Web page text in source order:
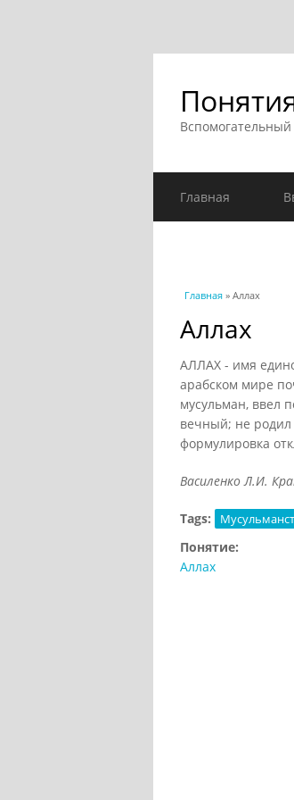
Главная
Вы здесь
Главная » Аллах
Аллах
АЛЛАХ - имя
арабском мире
мусульман, ввел
вечный; не
формулировка
Василенко Л.И.
Tags:
Понятие:
Аллах